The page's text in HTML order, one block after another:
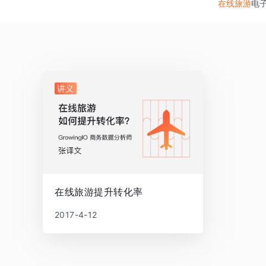
在线旅游电
讲义
在线旅游提升转化率
2017-4-12